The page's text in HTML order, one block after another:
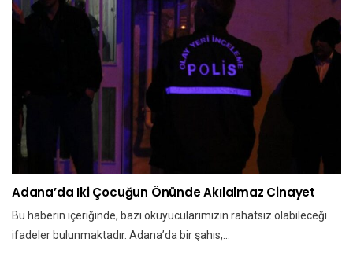
Adana’da Iki Çocuğun Önünde Akılalmaz Cinayet
Bu haberin içeriğinde, bazı okuyucularımızın rahatsız olabileceği
ifadeler bulunmaktadır. Adana’da bir şahıs,…